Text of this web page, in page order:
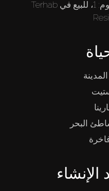
عقار (شقق)، عدد غرف النوم: 1، للبيع في Terhab
البحر